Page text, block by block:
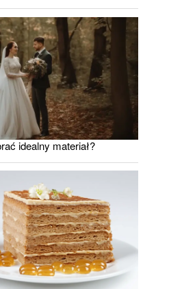
idealny materiał?